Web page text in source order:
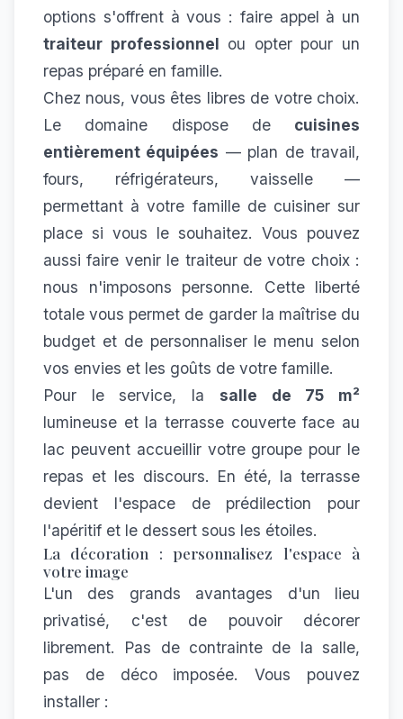
options s'offrent à vous : faire appel à un
traiteur professionnel ou opter pour un
repas préparé en famille.
Chez nous, vous êtes libres de votre choix.
Le domaine dispose de cuisines
entièrement équipées — plan de travail,
fours, réfrigérateurs, vaisselle —
permettant à votre famille de cuisiner sur
place si vous le souhaitez. Vous pouvez
aussi faire venir le traiteur de votre choix :
nous n'imposons personne. Cette liberté
totale vous permet de garder la maîtrise du
budget et de personnaliser le menu selon
vos envies et les goûts de votre famille.
Pour le service, la salle de 75 m²
lumineuse et la terrasse couverte face au
lac peuvent accueillir votre groupe pour le
repas et les discours. En été, la terrasse
devient l'espace de prédilection pour
l'apéritif et le dessert sous les étoiles.
La décoration : personnalisez l'espace à
votre image
L'un des grands avantages d'un lieu
privatisé, c'est de pouvoir décorer
librement. Pas de contrainte de la salle,
pas de déco imposée. Vous pouvez
installer :